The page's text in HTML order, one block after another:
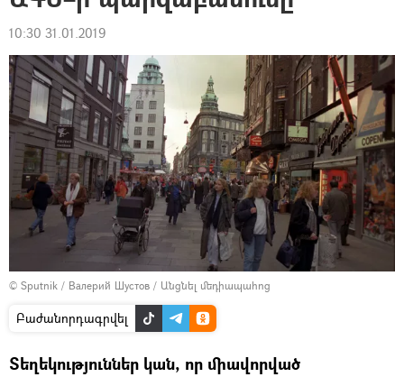
10:30 31.01.2019
© Sputnik / Валерий Шустов / Անցնել մեդիապահոց
Բաժանորդագրվել
Տեղեկություններ կան, որ միավորված